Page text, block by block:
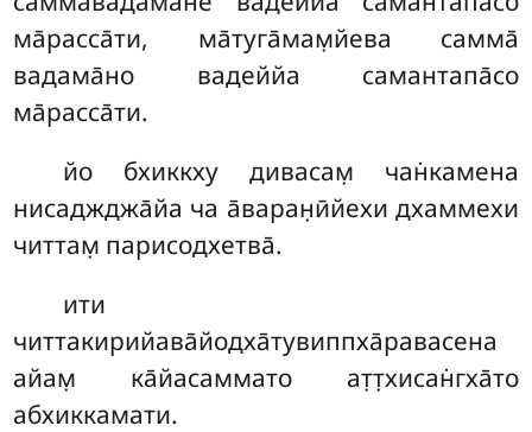
ма̄расса̄ти, ма̄туга̄мам̣йева самма̄
вадама̄но вадеййа самантапа̄со
ма̄расса̄ти.
йо бхиккху дивасам̣ чан̇камена
нисаджджа̄йа ча а̄варан̣ӣйехи дхаммехи
читтам̣ парисодхетва̄.
ити
читтакирийава̄йодха̄тувиппха̄равасена
айам̣ ка̄йасаммато ат̣т̣хисан̇гха̄то
абхиккамати.